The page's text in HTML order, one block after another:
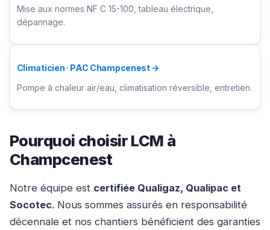
Mise aux normes NF C 15-100, tableau électrique,
dépannage.
Climaticien · PAC Champcenest →
Pompe à chaleur air/eau, climatisation réversible, entretien.
Pourquoi choisir LCM à
Champcenest
Notre équipe est certifiée Qualigaz, Qualipac et
Socotec. Nous sommes assurés en responsabilité
décennale et nos chantiers bénéficient des garanties